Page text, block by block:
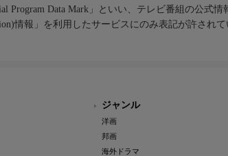
Program Data Mark」といい、テレビ番組の公式情
情報」を利用したサービスにのみ表記が許されて
ジャンル
洋画
邦画
海外ドラマ